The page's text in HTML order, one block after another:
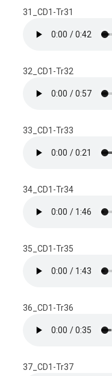
31_CD1-Tr31
32_CD1-Tr32
33_CD1-Tr33
34_CD1-Tr34
35_CD1-Tr35
36_CD1-Tr36
37_CD1-Tr37